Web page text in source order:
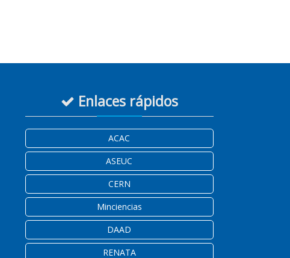
Enlaces rápidos
ACAC
ASEUC
CERN
Minciencias
DAAD
RENATA